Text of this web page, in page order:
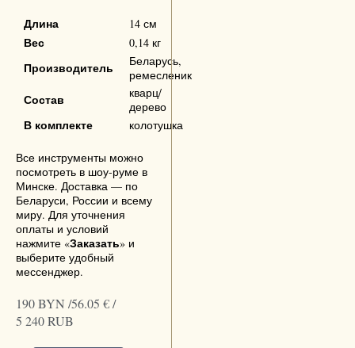
Длина 14 см
Вес 0,14 кг
Производитель
Беларусь,
ремесленик
Состав
кварц/
дерево
В комплекте колотушка
Все инструменты можно
посмотреть в шоу-руме в
Минске. Доставка — по
Беларуси, России и всему
миру. Для уточнения
оплаты и условий
нажмите «Заказать» и
выберите удобный
мессенджер.
190 BYN /56.05 € /
5 240 RUB